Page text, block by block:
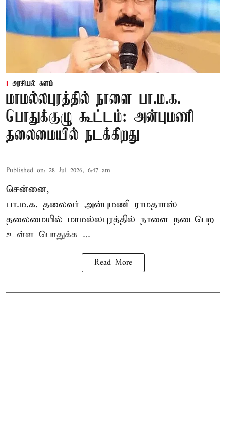
அரசியல் களம்
மாமல்லபுரத்தில் நாளை பா.ம.க.
பொதுக்குழு கூட்டம்: அன்புமணி
தலைமையில் நடக்கிறது
Published on: 28 Jul 2026, 6:47 am
சென்னை,
பா.ம.க. தலைவர் அன்புமணி ராமதாாஸ்
தலைமையில் மாமல்லபுரத்தில் நாளை நடைபெற
உள்ள பொதுக்க ...
Read More